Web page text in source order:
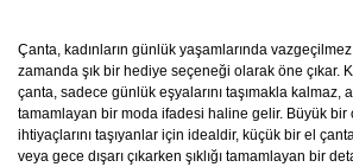
Çanta, kadınların günlük yaşamlarında vazgeçilmez
zamanda şık bir hediye seçeneği olarak öne çıkar.
çanta, sadece günlük eşyalarını taşımakla kalmaz,
tamamlayan bir moda ifadesi haline gelir. Büyük bir
ihtiyaçlarını taşıyanlar için idealdir, küçük bir el
veya gece dışarı çıkarken şıklığı tamamlayan bir